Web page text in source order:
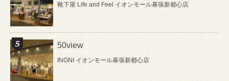
靴下屋 Life and Feel イオンモール幕張新都心店
50view
INGNI イオンモール幕張新都心店